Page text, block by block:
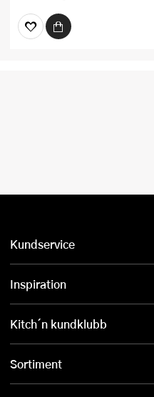
Kundservice
Inspiration
Kitch´n kundklubb
Sortiment